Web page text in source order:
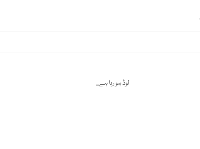
لوڈ ہو رہا ہے...